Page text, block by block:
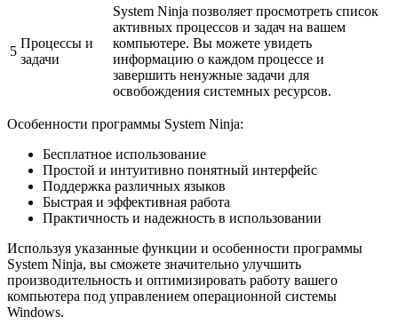
5
Процессы и
задачи
System Ninja позволяет просмотреть список
активных процессов и задач на вашем
компьютере. Вы можете увидеть
информацию о каждом процессе и
завершить ненужные задачи для
освобождения системных ресурсов.
Особенности программы System Ninja:
Бесплатное использование
Простой и интуитивно понятный интерфейс
Поддержка различных языков
Быстрая и эффективная работа
Практичность и надежность в использовании
Используя указанные функции и особенности программы
System Ninja, вы сможете значительно улучшить
производительность и оптимизировать работу вашего
компьютера под управлением операционной системы
Windows.